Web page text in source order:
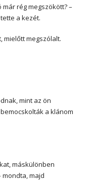
rég megszökött? –
a kezét.
mielőtt megszólalt.
mint az ön
a klánom
máskülönben
mondta, majd